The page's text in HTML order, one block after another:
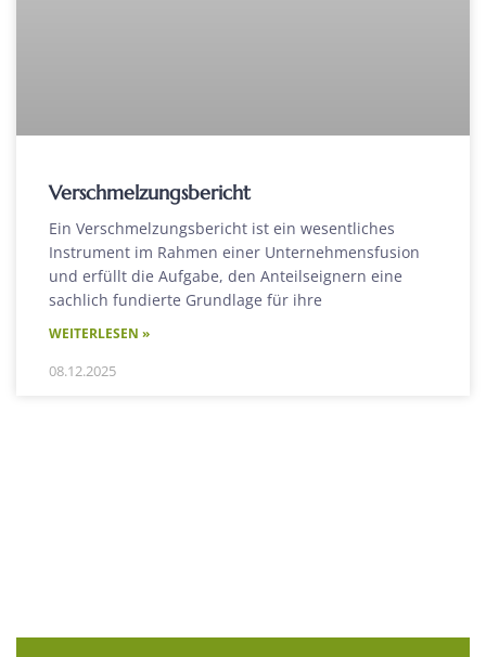
Verschmelzungsbericht
Ein Verschmelzungsbericht ist ein wesentliches
Instrument im Rahmen einer Unternehmensfusion
und erfüllt die Aufgabe, den Anteilseignern eine
sachlich fundierte Grundlage für ihre
WEITERLESEN »
08.12.2025